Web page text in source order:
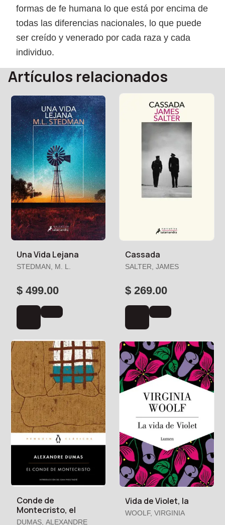
formas de fe humana lo que está por encima de
todas las diferencias nacionales, lo que puede
ser creído y venerado por cada raza y cada
individuo.
Artículos relacionados
Una Vida Lejana
STEDMAN, M. L.
$ 499.00
Cassada
SALTER, JAMES
$ 269.00
Conde de
Montecristo, el
DUMAS, ALEXANDRE
Vida de Violet, la
WOOLF, VIRGINIA